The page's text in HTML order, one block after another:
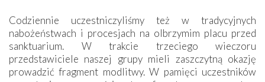
Codziennie uczestniczyliśmy też w tradycyjnych
nabożeństwach i procesjach na olbrzymim placu przed
sanktuarium. W trakcie trzeciego wieczoru
przedstawiciele naszej grupy mieli zaszczytną okazję
prowadzić fragment modlitwy. W pamięci uczestników